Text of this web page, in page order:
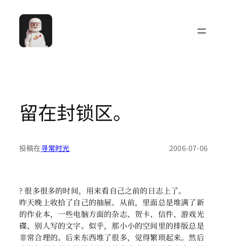
留在封锁区。
投稿在寻常时光 2006-07-06
? 很多很多的时间，用来看自己之前的日志上了。
昨天晚上收拾了自己的抽屉。从前，里面总是堆满了新
的作业本，一些电脑方面的杂志、贺卡、信件、游戏光
碟、别人写的文字。似乎，那小小的空间里的排版总是
非常合理的。后来东西堆了很多，觉得繁琐起来。然后